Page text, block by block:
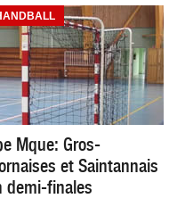
Mque: Gros-
et Saintannais
demi-finales